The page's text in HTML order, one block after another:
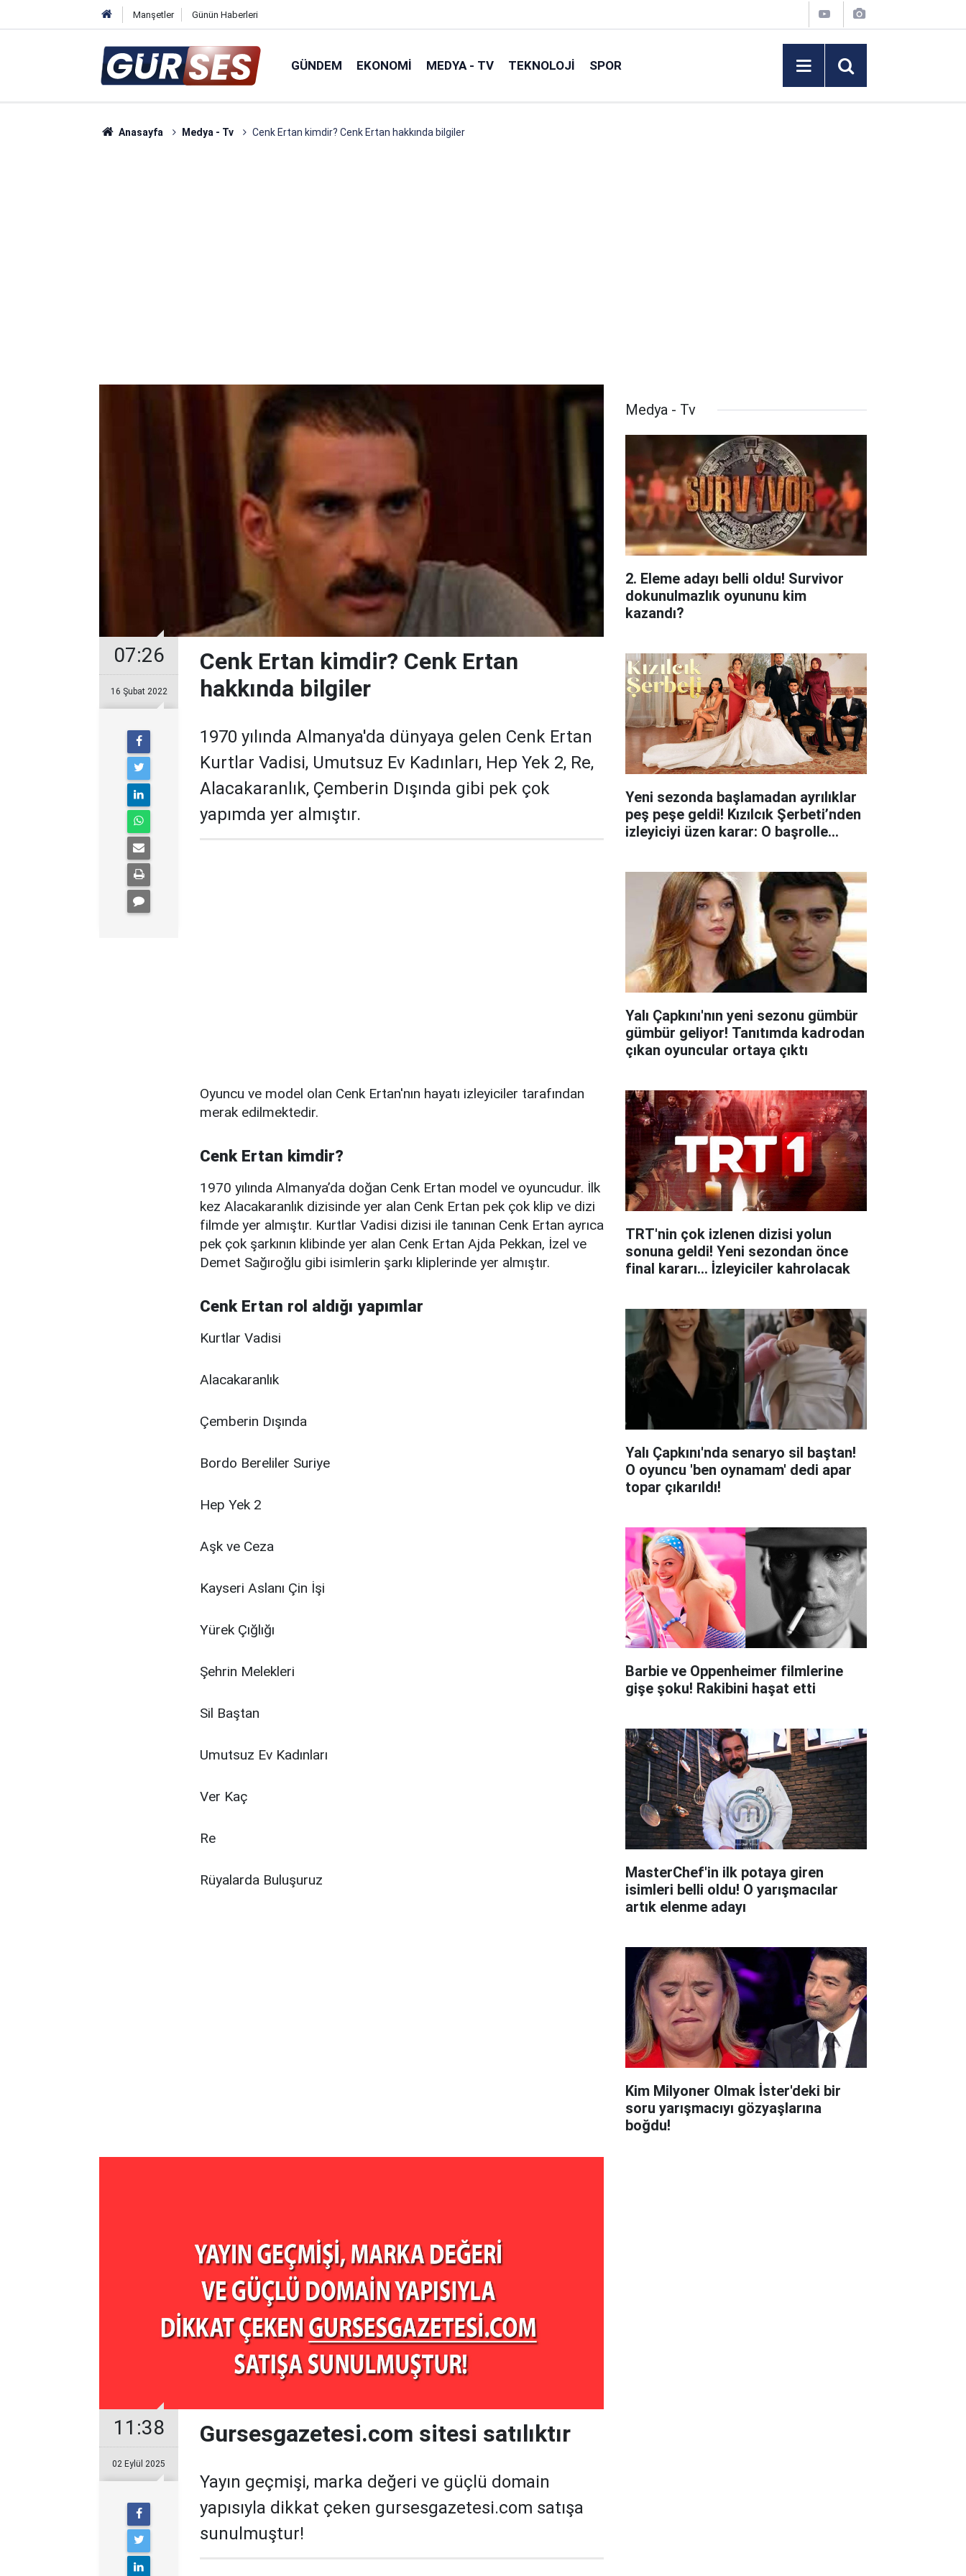
Manşetler Günün Haberleri
GÜNDEM EKONOMI MEDYA - TV TEKNOLOJI SPOR
Anasayfa Medya - Tv Cenk Ertan kimdir? Cenk Ertan hakkında bilgiler
07:26
16 Şubat 2022
Cenk Ertan kimdir? Cenk Ertan
hakkında bilgiler
1970 yılında Almanya'da dünyaya gelen Cenk Ertan
Kurtlar Vadisi, Umutsuz Ev Kadınları, Hep Yek 2, Re,
Alacakaranlık, Çemberin Dışında gibi pek çok
yapımda yer almıştır.
Oyuncu ve model olan Cenk Ertan'nın hayatı izleyiciler tarafından
merak edilmektedir.
Cenk Ertan kimdir?
1970 yılında Almanya’da doğan Cenk Ertan model ve oyuncudur. İlk
kez Alacakaranlık dizisinde yer alan Cenk Ertan pek çok klip ve dizi
filmde yer almıştır. Kurtlar Vadisi dizisi ile tanınan Cenk Ertan ayrıca
pek çok şarkının klibinde yer alan Cenk Ertan Ajda Pekkan, İzel ve
Demet Sağıroğlu gibi isimlerin şarkı kliplerinde yer almıştır.
Cenk Ertan rol aldığı yapımlar
Kurtlar Vadisi
Alacakaranlık
Çemberin Dışında
Bordo Bereliler Suriye
Hep Yek 2
Aşk ve Ceza
Kayseri Aslanı Çin İşi
Yürek Çığlığı
Şehrin Melekleri
Sil Baştan
Umutsuz Ev Kadınları
Ver Kaç
Re
Rüyalarda Buluşuruz
11:38
02 Eylül 2025
Gursesgazetesi.com sitesi satılıktır
Yayın geçmişi, marka değeri ve güçlü domain
yapısıyla dikkat çeken gursesgazetesi.com satışa
sunulmuştur!
Medya - Tv
2. Eleme adayı belli oldu! Survivor
dokunulmazlık oyununu kim
kazandı?
Yeni sezonda başlamadan ayrılıklar
peş peşe geldi! Kızılcık Şerbeti’nden
izleyiciyi üzen karar: O başrolle
Yalı Çapkını'nın yeni sezonu gümbür
gümbür geliyor! Tanıtımda kadrodan
çıkan oyuncular ortaya çıktı
TRT'nin çok izlenen dizisi yolun
sonuna geldi! Yeni sezondan önce
final kararı... İzleyiciler kahrolacak
Yalı Çapkını'nda senaryo sil baştan!
O oyuncu 'ben oynamam' dedi apar
topar çıkarıldı!
Barbie ve Oppenheimer filmlerine
gişe şoku! Rakibini haşat etti
MasterChef'in ilk potaya giren
isimleri belli oldu! O yarışmacılar
artık elenme adayı
Kim Milyoner Olmak İster'deki bir
soru yarışmacıyı gözyaşlarına
boğdu!